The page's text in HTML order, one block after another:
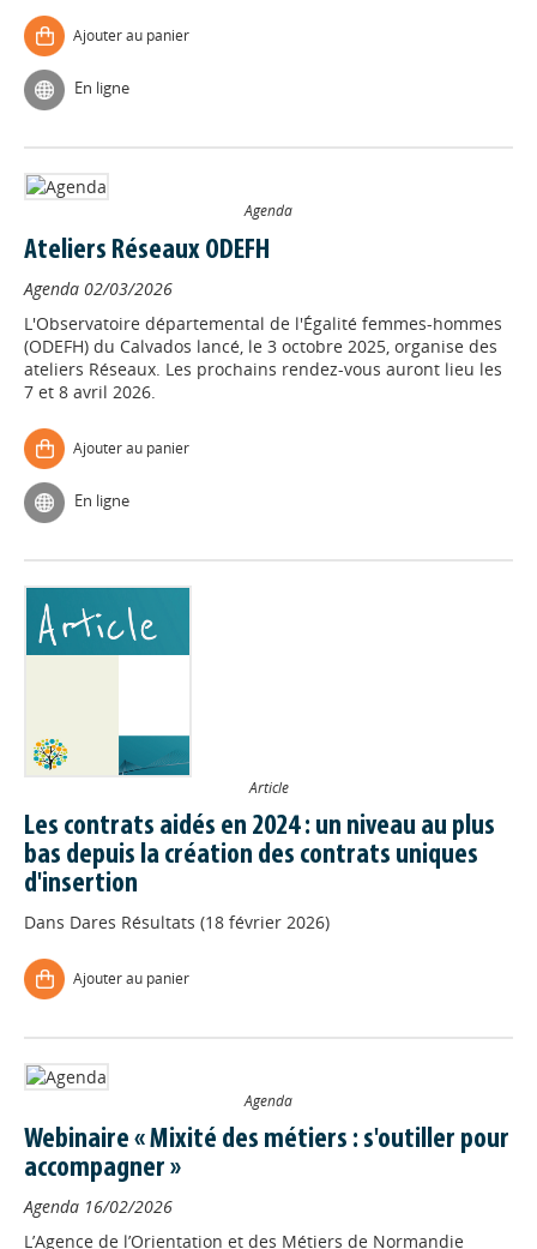
Ajouter au panier
En ligne
Agenda
Ateliers Réseaux ODEFH
Agenda 02/03/2026
L'Observatoire départemental de l'Égalité femmes-hommes
(ODEFH) du Calvados lancé, le 3 octobre 2025, organise des
ateliers Réseaux. Les prochains rendez-vous auront lieu les
7 et 8 avril 2026.
Ajouter au panier
En ligne
Article
Les contrats aidés en 2024 : un niveau au plus
bas depuis la création des contrats uniques
d'insertion
Dans Dares Résultats (18 février 2026)
Ajouter au panier
Agenda
Webinaire « Mixité des métiers : s'outiller pour
accompagner »
Agenda 16/02/2026
L’Agence de l’Orientation et des Métiers de Normandie